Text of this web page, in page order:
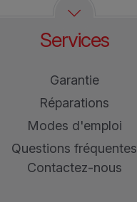
Services
Garantie
Réparations
Modes d'emploi
Questions fréquentes
Contactez-nous